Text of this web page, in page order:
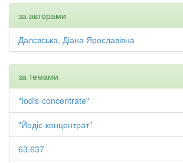
за авторами
Далєвська, Діана Ярославівна
за темами
"Iodis-concentrate"
"Йодіс-концентрат"
63.637